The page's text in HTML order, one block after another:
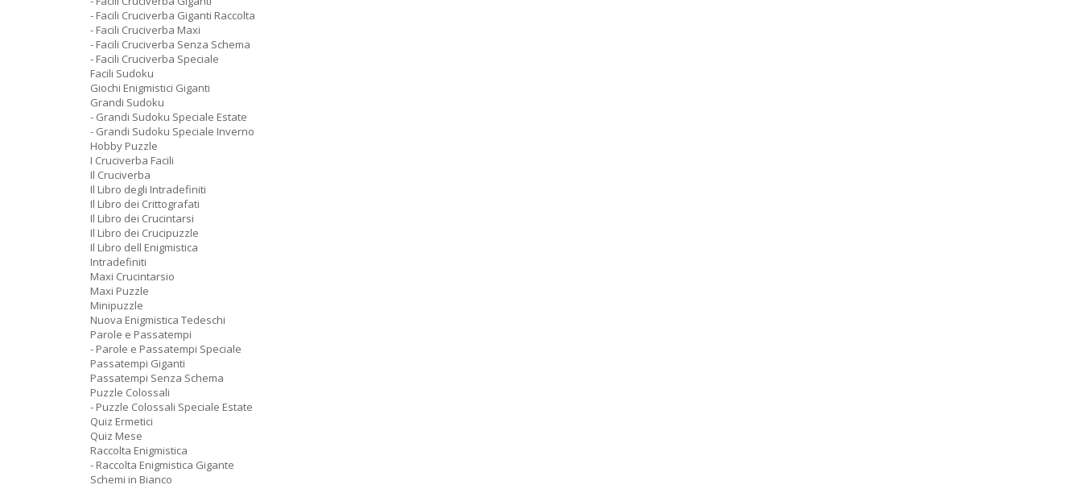
- Facili Cruciverba Giganti Raccolta
- Facili Cruciverba Maxi
- Facili Cruciverba Senza Schema
- Facili Cruciverba Speciale
Facili Sudoku
Giochi Enigmistici Giganti
Grandi Sudoku
- Grandi Sudoku Speciale Estate
- Grandi Sudoku Speciale Inverno
Hobby Puzzle
I Cruciverba Facili
Il Cruciverba
Il Libro degli Intradefiniti
Il Libro dei Crittografati
Il Libro dei Crucintarsi
Il Libro dei Crucipuzzle
Il Libro dell Enigmistica
Intradefiniti
Maxi Crucintarsio
Maxi Puzzle
Minipuzzle
Nuova Enigmistica Tedeschi
Parole e Passatempi
- Parole e Passatempi Speciale
Passatempi Giganti
Passatempi Senza Schema
Puzzle Colossali
- Puzzle Colossali Speciale Estate
Quiz Ermetici
Quiz Mese
Raccolta Enigmistica
- Raccolta Enigmistica Gigante
Schemi in Bianco